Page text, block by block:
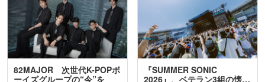
82MAJOR 次世代K-POPボ
ーイズグループの“今”を
『SUMMER SONIC
2026』、ベテラン3組の懐…